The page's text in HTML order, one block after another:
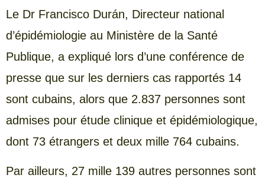
Le Dr Francisco Durán, Directeur national
d’épidémiologie au Ministère de la Santé
Publique, a expliqué lors d’une conférence de
presse que sur les derniers cas rapportés 14
sont cubains, alors que 2.837 personnes sont
admises pour étude clinique et épidémiologique,
dont 73 étrangers et deux mille 764 cubains.
Par ailleurs, 27 mille 139 autres personnes sont